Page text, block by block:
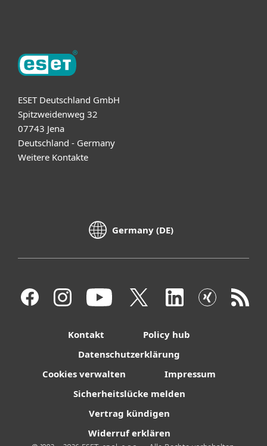
ESET Deutschland GmbH
Spitzweidenweg 32
07743 Jena
Deutschland - Germany
Weitere Kontakte
Germany (DE)
Kontakt
Policy hub
Datenschutzerklärung
Cookies verwalten
Impressum
Sicherheitslücke melden
Vertrag kündigen
Widerruf erklären